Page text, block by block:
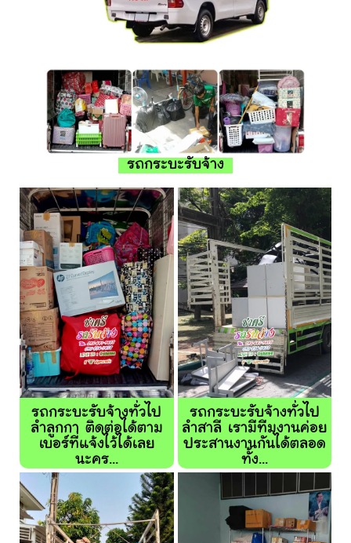
รถกระบะรับจ้าง
รถกระบะรับจ้างทั่วไป
ลำลูกกา ติดต่อได้ตาม
เบอร์ที่แจ้งไว้ได้เลย
นะคร...
รถกระบะรับจ้างทั่วไป
ลำสาลี เรามีทีมงานค่อย
ประสานงานกันได้ตลอด
ทั้ง...